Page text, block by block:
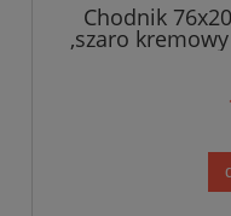
Chodnik
,szaro
zewnętrzno-